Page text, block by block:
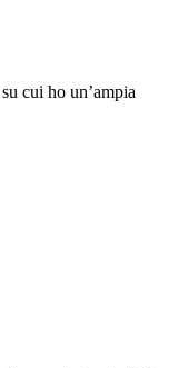
cui ho un’ampia